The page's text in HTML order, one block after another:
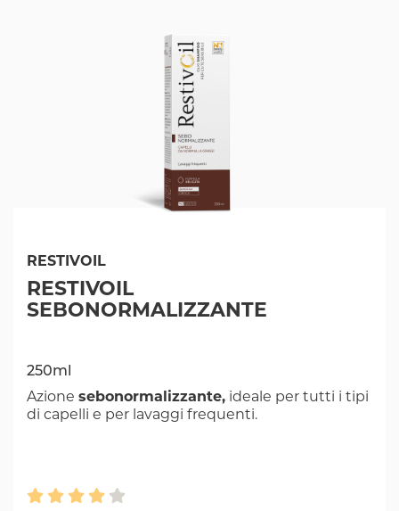
RESTIVOIL
RESTIVOIL
SEBONORMALIZZANTE
250ml
Azione sebonormalizzante, ideale per tutti i tipi
di capelli e per lavaggi frequenti.